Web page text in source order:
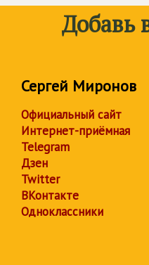
Добавь
Сергей Миронов
Официальный сайт
Интернет-приёмная
Telegram
Дзен
Twitter
ВКонтакте
Одноклассники